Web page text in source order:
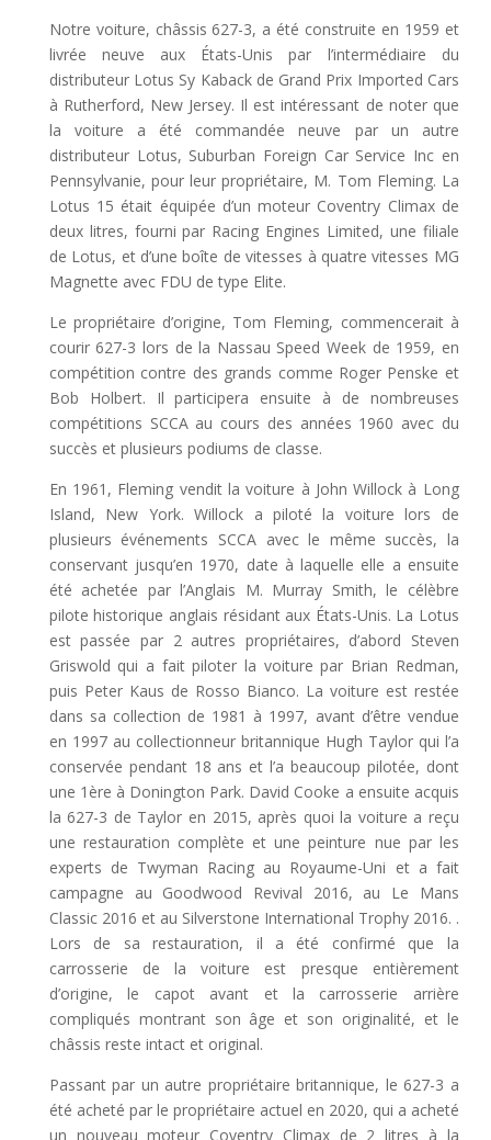
Notre voiture, châssis 627-3, a été construite en 1959 et
livrée neuve aux États-Unis par l’intermédiaire du
distributeur Lotus Sy Kaback de Grand Prix Imported Cars
à Rutherford, New Jersey. Il est intéressant de noter que
la voiture a été commandée neuve par un autre
distributeur Lotus, Suburban Foreign Car Service Inc en
Pennsylvanie, pour leur propriétaire, M. Tom Fleming. La
Lotus 15 était équipée d’un moteur Coventry Climax de
deux litres, fourni par Racing Engines Limited, une filiale
de Lotus, et d’une boîte de vitesses à quatre vitesses MG
Magnette avec FDU de type Elite.
Le propriétaire d’origine, Tom Fleming, commencerait à
courir 627-3 lors de la Nassau Speed Week de 1959, en
compétition contre des grands comme Roger Penske et
Bob Holbert. Il participera ensuite à de nombreuses
compétitions SCCA au cours des années 1960 avec du
succès et plusieurs podiums de classe.
En 1961, Fleming vendit la voiture à John Willock à Long
Island, New York. Willock a piloté la voiture lors de
plusieurs événements SCCA avec le même succès, la
conservant jusqu’en 1970, date à laquelle elle a ensuite
été achetée par l’Anglais M. Murray Smith, le célèbre
pilote historique anglais résidant aux États-Unis. La Lotus
est passée par 2 autres propriétaires, d’abord Steven
Griswold qui a fait piloter la voiture par Brian Redman,
puis Peter Kaus de Rosso Bianco. La voiture est restée
dans sa collection de 1981 à 1997, avant d’être vendue
en 1997 au collectionneur britannique Hugh Taylor qui l’a
conservée pendant 18 ans et l’a beaucoup pilotée, dont
une 1ère à Donington Park. David Cooke a ensuite acquis
la 627-3 de Taylor en 2015, après quoi la voiture a reçu
une restauration complète et une peinture nue par les
experts de Twyman Racing au Royaume-Uni et a fait
campagne au Goodwood Revival 2016, au Le Mans
Classic 2016 et au Silverstone International Trophy 2016. .
Lors de sa restauration, il a été confirmé que la
carrosserie de la voiture est presque entièrement
d’origine, le capot avant et la carrosserie arrière
compliqués montrant son âge et son originalité, et le
châssis reste intact et original.
Passant par un autre propriétaire britannique, le 627-3 a
été acheté par le propriétaire actuel en 2020, qui a acheté
un nouveau moteur Coventry Climax de 2 litres à la